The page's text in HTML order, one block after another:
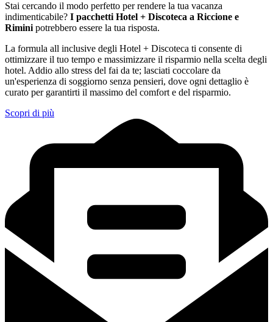
Stai cercando il modo perfetto per rendere la tua vacanza
indimenticabile? I pacchetti Hotel + Discoteca a Riccione e
Rimini potrebbero essere la tua risposta.
La formula all inclusive degli Hotel + Discoteca ti consente di
ottimizzare il tuo tempo e massimizzare il risparmio nella scelta degli
hotel. Addio allo stress del fai da te; lasciati coccolare da
un'esperienza di soggiorno senza pensieri, dove ogni dettaglio è
curato per garantirti il massimo del comfort e del risparmio.
Scopri di più